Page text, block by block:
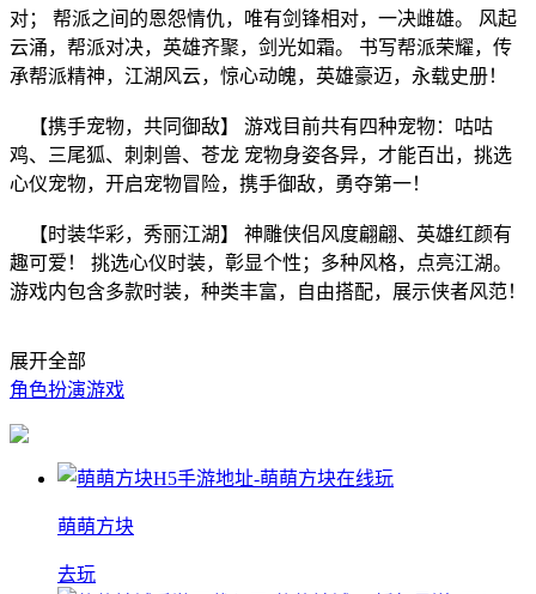
对； 帮派之间的恩怨情仇，唯有剑锋相对，一决雌雄。 风起
云涌，帮派对决，英雄齐聚，剑光如霜。 书写帮派荣耀，传
承帮派精神，江湖风云，惊心动魄，英雄豪迈，永载史册！
【携手宠物，共同御敌】 游戏目前共有四种宠物：咕咕
鸡、三尾狐、刺刺兽、苍龙 宠物身姿各异，才能百出，挑选
心仪宠物，开启宠物冒险，携手御敌，勇夺第一！
【时装华彩，秀丽江湖】 神雕侠侣风度翩翩、英雄红颜有
趣可爱！ 挑选心仪时装，彰显个性；多种风格，点亮江湖。
游戏内包含多款时装，种类丰富，自由搭配，展示侠者风范！
展开全部
角色扮演游戏
萌萌方块
去玩